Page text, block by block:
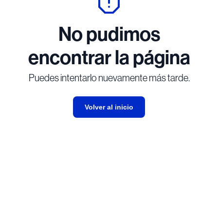
No pudimos
encontrar la página
Puedes intentarlo nuevamente más tarde.
Volver al inicio